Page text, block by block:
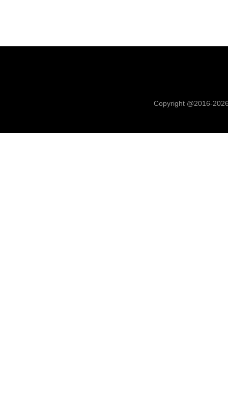
Copyright @2016-